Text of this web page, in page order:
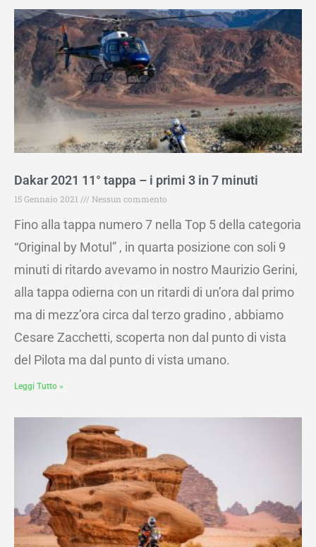
Dakar 2021 11° tappa – i primi 3 in 7 minuti
15 Gennaio 2021 Nessun commento
Fino alla tappa numero 7 nella Top 5 della categoria
“Original by Motul” , in quarta posizione con soli 9
minuti di ritardo avevamo in nostro Maurizio Gerini,
alla tappa odierna con un ritardi di un’ora dal primo
ma di mezz’ora circa dal terzo gradino , abbiamo
Cesare Zacchetti, scoperta non dal punto di vista
del Pilota ma dal punto di vista umano.
Leggi Tutto »